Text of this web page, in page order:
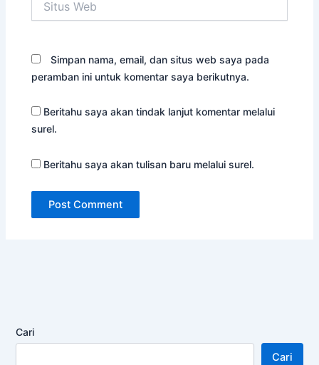
Web
Simpan nama, email, dan situs web saya pada
peramban ini untuk komentar saya berikutnya.
Beritahu saya akan tindak lanjut komentar melalui
surel.
Beritahu saya akan tulisan baru melalui surel.
Cari
Cari